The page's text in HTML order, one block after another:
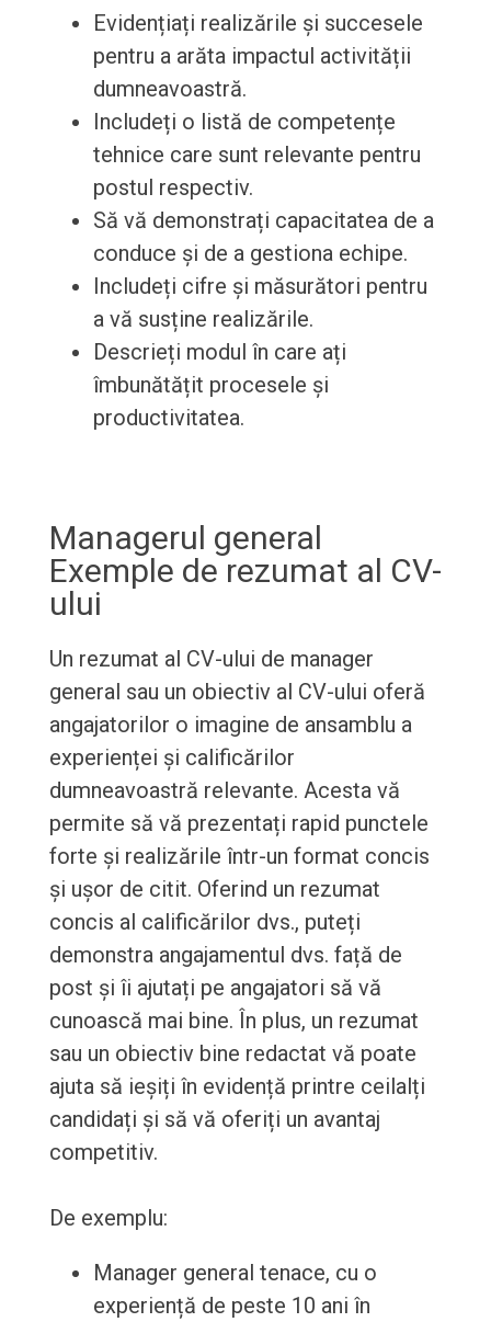
Evidențiați realizările și succesele
pentru a arăta impactul activității
dumneavoastră.
Includeți o listă de competențe
tehnice care sunt relevante pentru
postul respectiv.
Să vă demonstrați capacitatea de a
conduce și de a gestiona echipe.
Includeți cifre și măsurători pentru
a vă susține realizările.
Descrieți modul în care ați
îmbunătățit procesele și
productivitatea.
Managerul general
Exemple de rezumat al CV-
ului
Un rezumat al CV-ului de manager
general sau un obiectiv al CV-ului oferă
angajatorilor o imagine de ansamblu a
experienței și calificărilor
dumneavoastră relevante. Acesta vă
permite să vă prezentați rapid punctele
forte și realizările într-un format concis
și ușor de citit. Oferind un rezumat
concis al calificărilor dvs., puteți
demonstra angajamentul dvs. față de
post și îi ajutați pe angajatori să vă
cunoască mai bine. În plus, un rezumat
sau un obiectiv bine redactat vă poate
ajuta să ieșiți în evidență printre ceilalți
candidați și să vă oferiți un avantaj
competitiv.
De exemplu:
Manager general tenace, cu o
experiență de peste 10 ani în